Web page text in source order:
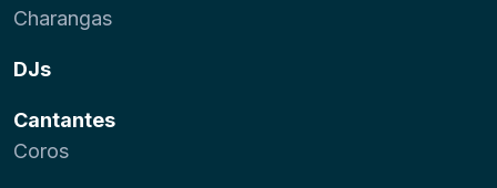
Charangas
DJs
Cantantes
Coros